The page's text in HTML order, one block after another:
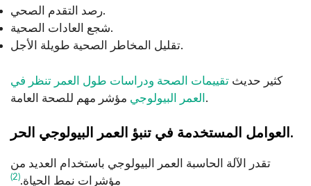
رصد التقدم الصحي.
شجع العادات الصحية.
تقليل المخاطر الصحية طويلة الأجل.
كثير حديث تقييمات الصحة ودراسات طول العمر تنظر في
العمر البيولوجي مؤشر مهم للصحة العامة.
العوامل المستخدمة في تنبؤ العمر البيولوجي الحر.
تقدر الآلة الحاسبة العمر البيولوجي باستخدام العديد من
مؤشرات نمط الحياة.(2)